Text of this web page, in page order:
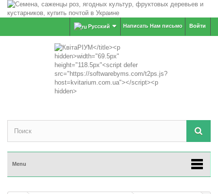
Войти
Написать Нам письмо
Русский
Menu